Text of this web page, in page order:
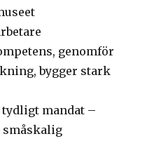
genomför
bygger stark
mandat –
småskalig